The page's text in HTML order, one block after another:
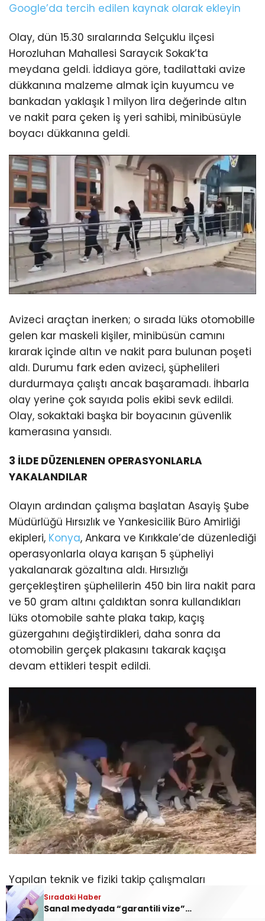
Google’da tercih edilen kaynak olarak ekleyin
Olay, dün 15.30 sıralarında Selçuklu ilçesi
Horozluhan Mahallesi Saraycık Sokak’ta
meydana geldi. İddiaya göre, tadilattaki avize
dükkanına malzeme almak için kuyumcu ve
bankadan yaklaşık 1 milyon lira değerinde altın
ve nakit para çeken iş yeri sahibi, minibüsüyle
boyacı dükkanına geldi.
Avizeci araçtan inerken; o sırada lüks otomobille
gelen kar maskeli kişiler, minibüsün camını
kırarak içinde altın ve nakit para bulunan poşeti
aldı. Durumu fark eden avizeci, şüphelileri
durdurmaya çalıştı ancak başaramadı. İhbarla
olay yerine çok sayıda polis ekibi sevk edildi.
Olay, sokaktaki başka bir boyacının güvenlik
kamerasına yansıdı.
3 İLDE DÜZENLENEN OPERASYONLARLA
YAKALANDILAR
Olayın ardından çalışma başlatan Asayiş Şube
Müdürlüğü Hırsızlık ve Yankesicilik Büro Amirliği
ekipleri, Konya, Ankara ve Kırıkkale’de düzenlediği
operasyonlarla olaya karışan 5 şüpheliyi
yakalanarak gözaltına aldı. Hırsızlığı
gerçekleştiren şüphelilerin 450 bin lira nakit para
ve 50 gram altını çaldıktan sonra kullandıkları
lüks otomobile sahte plaka takıp, kaçış
güzergahını değiştirdikleri, daha sonra da
otomobilin gerçek plakasını takarak kaçışa
devam ettikleri tespit edildi.
Yapılan teknik ve fiziki takip çalışmaları
sonucunda olayı gerçekleştirdiği tespit edilen 21
suç kaydı bulunan M.U., 20 suç kaydı bulunan
Sıradaki Haber
Sanal medyada “garantili vize” tuzağı